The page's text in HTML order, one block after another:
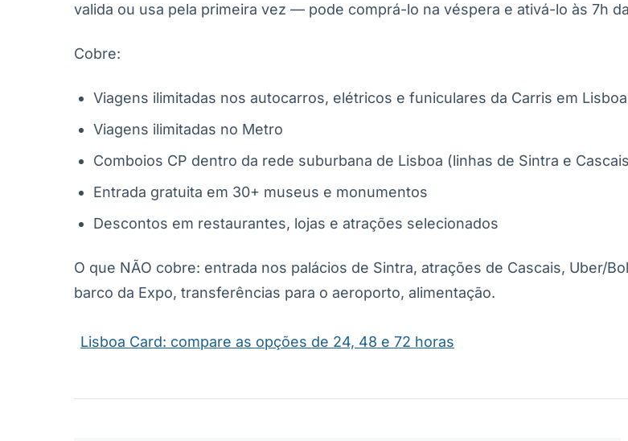
valida ou usa pela primeira vez — pode comprá-lo na véspera e ativá-lo às 7h
Cobre:
Viagens ilimitadas nos autocarros, elétricos e funiculares da Carris em Lisboa
Viagens ilimitadas no Metro
Comboios CP dentro da rede suburbana de Lisboa (linhas de Sintra e
Entrada gratuita em 30+ museus e monumentos
Descontos em restaurantes, lojas e atrações selecionados
O que NÃO cobre: entrada nos palácios de Sintra, atrações de Cascais, Uber/
barco da Expo, transferências para o aeroporto, alimentação.
Lisboa Card: compare as opções de 24, 48 e 72 horas